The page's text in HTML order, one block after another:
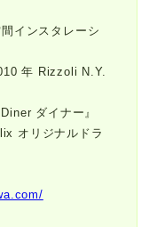
インスタレーシ
年 Rizzoli N.Y.
ダイナー』
オリジナルドラ